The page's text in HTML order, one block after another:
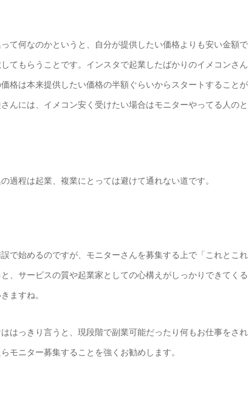
て何なのかというと、自分が提供したい価格よりも安い金額
てもらうことです。インスタで起業したばかりのイメコンさ
格は本来提供したい価格の半額ぐらいからスタートすること
んには、イメコン安く受けたい場合はモニターやってる人の
過程は起業、複業にとっては避けて通れない道です。
で始めるのですが、モニターさんを募集する上で「これとこ
、サービスの質や起業家としての心構えがしっかりできてく
ますね。
ははっきり言うと、現段階で副業可能だったり何もお仕事をさ
モニター募集することを強くお勧めします。